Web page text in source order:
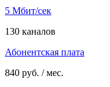
5 Мбит/сек
130 каналов
Абонентская плата
840 руб. / мес.